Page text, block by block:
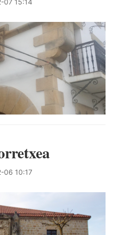
06 10:17